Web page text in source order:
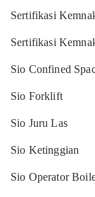
Sertifikasi
Sertifikasi
Sio Confined
Sio Forklift
Sio Juru Las
Sio Ketinggian
Sio Operator